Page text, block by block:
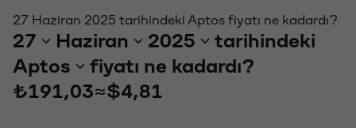
27 Haziran 2025 tarihindeki Aptos fiyatı ne kadardı?
27 Haziran 2025
tarihindeki
Aptos
fiyatı ne kadardı?
₺191,03≈$4,81